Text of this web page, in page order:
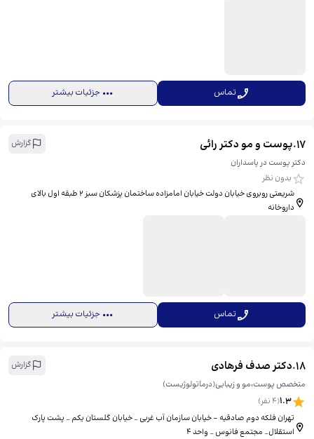
تماس جزئیات بیشتر
17
.پوست و مو دکتر رائی
گزارش
دکتر پوست در پاسداران
بدون نظر
شریعتی روبروی خیابان دولت خیابان امامزاده ساختمان پزشکان سبز 2 طبقه اول بالای
داروخانه
تماس جزئیات بیشتر
18
.دکتر صدف فرهادی
گزارش
متخصص پوست،مو و زیبایی(درماتولوژیست)
1.3
(
4نفر)
تهران فلکه دوم صادقیه - خیابان سازمان آب غربی _ خیابان گلستان یکم _ پشت پارک
استقلال_ مجتمع فانوس _ واحد ۴